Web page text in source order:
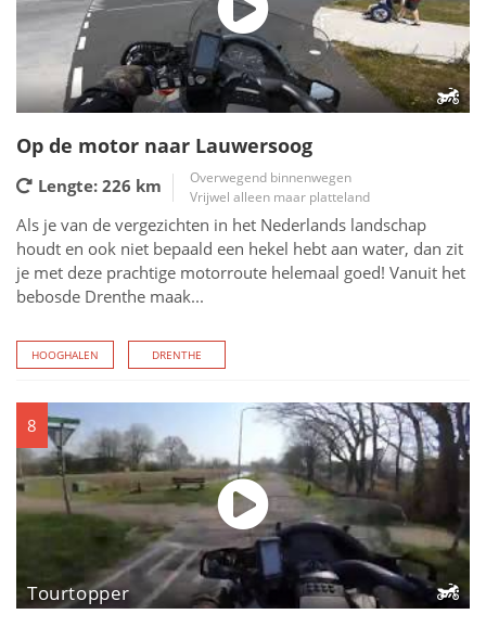
Op de motor naar Lauwersoog
Lengte: 226 km
Overwegend binnenwegen
Vrijwel alleen maar platteland
Als je van de vergezichten in het Nederlands landschap
houdt en ook niet bepaald een hekel hebt aan water, dan zit
je met deze prachtige motorroute helemaal goed! Vanuit het
bebosde Drenthe maak...
HOOGHALEN DRENTHE
8
Tourtopper